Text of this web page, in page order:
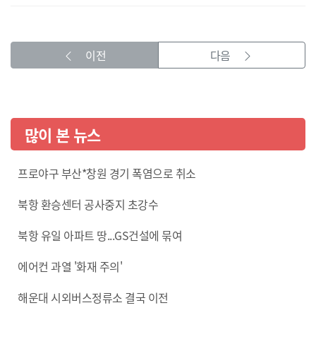
{사람은 그저 사람이야/다 외롭기 마련이고/이유가 뭐든/
인간은 잠시라도 편히 쉴 곳이 필요해} 낯선 타인의 진심 어린
안 치려고 이러는 거 아냐/늦어 늦어!/너 이 짓거리 4년 더
하면서 살 수 있어?/아주 체질이야 체질/같이 하자} 화려한
도시 한가운데에서 다른 내일을 꿈꾸며 살아가던 '미선'과
가는 거 인생 세게 가야지/잘못되면 우리 진짜 죽을 수도 있어/
내 돈을 건드려?/지금까지 재밌었어/우리 이제 그만
뒤를 쫓기 시작하는 무리! { 가! /밑에 뭐가 더 있는데?} 밑에
어른이 되고 싶었던 세 친구는 함께 초경을 맞았고, 그렇게
{" 검사 결과/갱년기에 들어셨습니다/갱년기요?/인체가
성숙기에서 노년기로 접어드는 시기래} 갱년기를 이제 막
맞이한 책방 사장 '수민', 이미 겪고 있는 전업주부 '은영', 아직
맞이하지 않은 대기업 부장 '현'. 누구는 덥고, 누구는 막막하고,
누구는 아직 실감이 나지 않습니다. {" 무슨 갱년기 가지고.../
온 보리라고 합니다/오늘 연장 신청하고 왔습니다/잘 됐어요/
올해가 마지막인 줄 알았는데/복주랑 같이 있어야죠/ 앞으로/
감시를 받는 이방인에 불과한데요. 그런 ‘보리’가 기댈 수 있는
사람은 평양 시민인 교통보안원 ‘복주' 뿐입니다. 이별이
노력하는데요. 그러던 어느 날, ‘복주’가 사라집니다. {안
알려져도/그 여자 보위부로 끌려가!/그 여자가 어떻게 될 것
같아?/복주!/아무 것도 안하면 우리 정말 끝나는/그만!/ 나도/
알고 있다고요} 돌아갈 날이 얼마 남지 않은 ‘보리’는 아무 말
없이 상황을 지켜보던 자신의 통역관 ‘명준’에게 도움을
때문에 갈등하게 되는데요... 감시와 억압 속에서도 피어나는
이전 다음
많이 본 뉴스
프로야구 부산*창원 경기 폭염으로 취소
북항 환승센터 공사중지 초강수
북항 유일 아파트 땅...GS건설에 묶여
에어컨 과열 '화재 주의'
해운대 시외버스정류소 결국 이전